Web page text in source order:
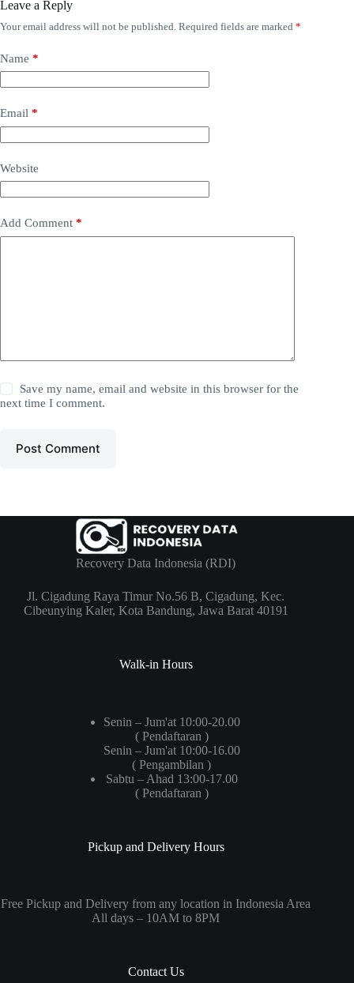
Leave a Reply
Your email address will not be published. Required fields are marked *
Name *
Email *
Website
Add Comment *
Save my name, email and website in this browser for the
next time I comment.
Post Comment
Recovery Data Indonesia (RDI)
Jl. Cigadung Raya Timur No.56 B, Cigadung, Kec.
Cibeunying Kaler, Kota Bandung, Jawa Barat 40191
Walk-in Hours
Senin – Jum'at 10:00-20.00
( Pendaftaran )
Senin – Jum'at 10:00-16.00
( Pengambilan )
Sabtu – Ahad 13:00-17.00
( Pendaftaran )
Pickup and Delivery Hours
Free Pickup and Delivery from any location in Indonesia Area
All days – 10AM to 8PM
Contact Us